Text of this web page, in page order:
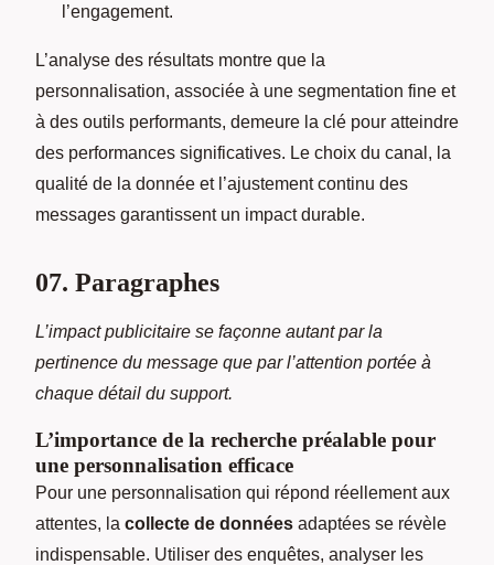
l’engagement.
L’analyse des résultats montre que la
personnalisation, associée à une segmentation fine et
à des outils performants, demeure la clé pour atteindre
des performances significatives. Le choix du canal, la
qualité de la donnée et l’ajustement continu des
messages garantissent un impact durable.
07. Paragraphes
L’impact publicitaire se façonne autant par la
pertinence du message que par l’attention portée à
chaque détail du support.
L’importance de la recherche préalable pour
une personnalisation efficace
Pour une personnalisation qui répond réellement aux
attentes, la collecte de données adaptées se révèle
indispensable. Utiliser des enquêtes, analyser les